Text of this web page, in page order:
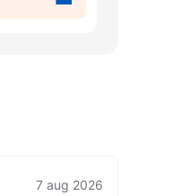
7 aug 2026